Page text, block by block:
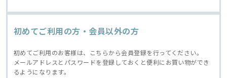
初めてご利用の方・会員以外の方
初めてご利用のお客様は、こちらから会員登録を行ってください。
メールアドレスとパスワードを登録しておくと便利にお買い物ができ
るようになります。